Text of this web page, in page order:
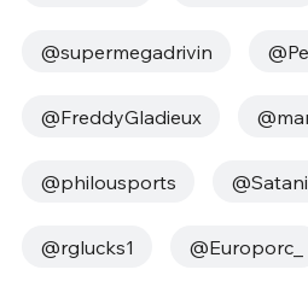
@supermegadrivin
@FreddyGladieux
@philousports
@rglucks1 @Europorc_